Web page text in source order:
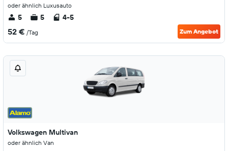
oder ähnlich Luxusauto
5 5 4-5
52 € /Tag Zum Angebot
Volkswagen Multivan
oder ähnlich Van